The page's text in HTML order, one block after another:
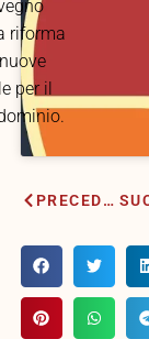
riforma
per il
PRECEDENTE